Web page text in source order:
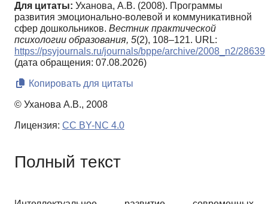
Для цитаты: Уханова, А.В. (2008). Программы
развития эмоционально-волевой и коммуникативной
сфер дошкольников. Вестник практической
психологии образования, 5(2), 108–121. URL:
https://psyjournals.ru/journals/bppe/archive/2008_n2/28639
(дата обращения: 07.08.2026)
Копировать для цитаты
© Уханова А.В., 2008
Лицензия: CC BY-NC 4.0
Полный текст